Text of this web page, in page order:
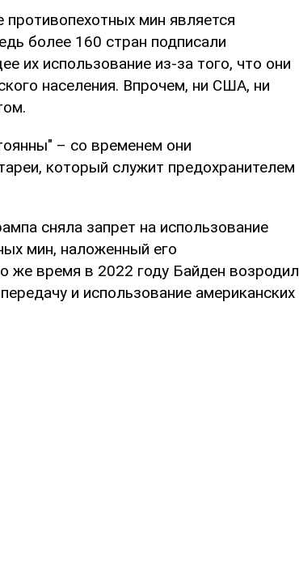
мин является
более 160 стран подписали
их использование из-за того, что они
населения. Впрочем, ни США, ни
– со временем они
который служит предохранителем
сняла запрет на использование
мин, наложенный его
же время в 2022 году Байден возродил
и использование американских